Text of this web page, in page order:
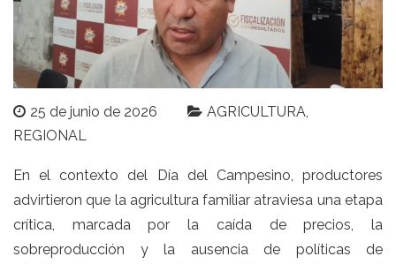
25 de junio de 2026
AGRICULTURA
REGIONAL
En el contexto del Día del Campesino, productores
advirtieron que la agricultura familiar atraviesa una etapa
crítica, marcada por la caída de precios, la
sobreproducción y la ausencia de políticas de